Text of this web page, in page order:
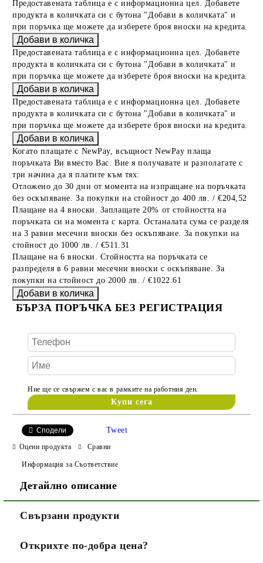
Предоставената таблица е с информационна цел. Добавете
продукта в количката си с бутона "Добави в количката" и
при поръчка ще можете да изберете броя вноски на кредита.
Предоставената таблица е с информационна цел. Добавете
продукта в количката си с бутона "Добави в количката" и
при поръчка ще можете да изберете броя вноски на кредита.
Предоставената таблица е с информационна цел. Добавете
продукта в количката си с бутона "Добави в количката" и
при поръчка ще можете да изберете броя вноски на кредита.
Когато плащате с NewPay, всъщност NewPay плаща
поръчката Ви вместо Вас. Вие я получавате и разполагате с
три начина да я платите към тях:
Отложено до 30 дни от момента на изпращане на поръчката
без оскъпяване. За покупки на стойност до 400 лв. / €204,52
Плащане на 4 вноски. Заплащате 20% от стойността на
поръчката си на момента с карта. Останалата сума се разделя
на 3 равни месечни вноски без оскъпяване. За покупки на
стойност до 1000 лв. / €511.31
Плащане на 6 вноски. Стойността на поръчката се
разпределя в 6 равни месечни вноски с оскъпяване. За
покупки на стойност до 2000 лв. / €1022.61
БЪРЗА ПОРЪЧКА БЕЗ РЕГИСТРАЦИЯ
Ние ще се свържем с вас в рамките на работния ден.
Сподели Tweet
Оцени продукта Сравни
Информация за Съответствие
Детайлно описание
Свързани продукти
Открихте по-добра цена?